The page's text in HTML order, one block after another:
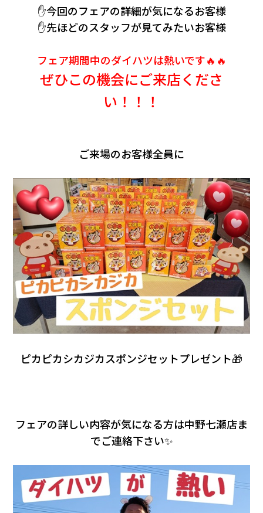
✋今回のフェアの詳細が気になるお客様
✋先ほどのスタッフが見てみたいお客様
フェア期間中のダイハツは熱いです🔥🔥
ぜひこの機会にご来店くださ
い！！！
ご来場のお客様全員に
ピカピカシカジカスポンジセットプレゼント🎁
フェアの詳しい内容が気になる方は中野七瀬店ま
でご連絡下さい✨